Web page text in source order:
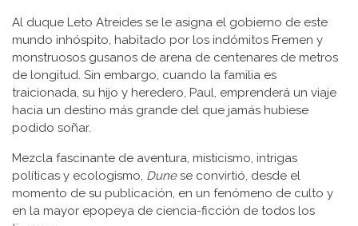
Al duque Leto Atreides se le asigna el gobierno de este
mundo inhóspito, habitado por los indómitos Fremen y
monstruosos gusanos de arena de centenares de metros
de longitud. Sin embargo, cuando la familia es
traicionada, su hijo y heredero, Paul, emprenderá un viaje
hacia un destino más grande del que jamás hubiese
podido soñar.
Mezcla fascinante de aventura, misticismo, intrigas
políticas y ecologismo, Dunese convirtió, desde el
momento de su publicación, en un fenómeno de culto y
en la mayor epopeya de ciencia-ficción de todos los